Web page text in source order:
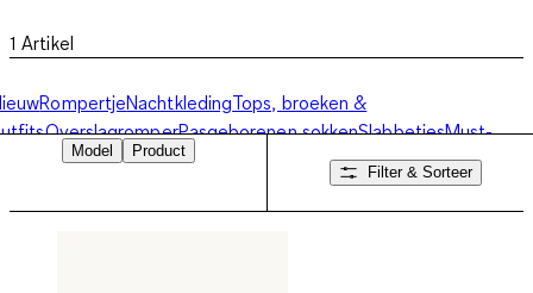
1 Artikel
RompertjeNachtkledingTops, broeken &
OverslagromperPasgeborenen sokkenSlabbetjesMust-
Model
Product
Filter & Sorteer